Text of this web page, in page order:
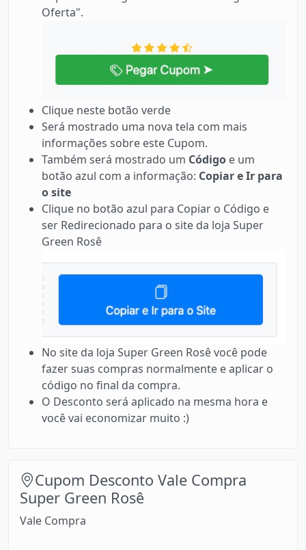
Oferta".
Clique neste botão verde
Será mostrado uma nova tela com mais
informações sobre este Cupom.
Também será mostrado um Código e um
botão azul com a informação: Copiar e Ir para
o site
Clique no botão azul para Copiar o Código e
ser Redirecionado para o site da loja Super
Green Rosê
No site da loja Super Green Rosê você pode
fazer suas compras normalmente e aplicar o
código no final da compra.
O Desconto será aplicado na mesma hora e
você vai economizar muito :)
Cupom Desconto Vale Compra
Super Green Rosê
Vale Compra